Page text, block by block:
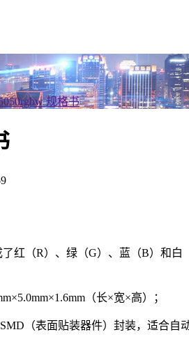
规格书
红（R）、绿（G）、蓝（B）和
（长×宽×高）；
（表面贴装器件）封装，适合自